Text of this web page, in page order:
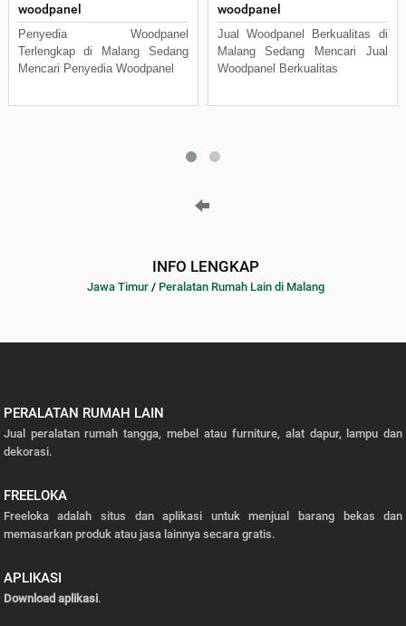
woodpanel
Penyedia Woodpanel
Terlengkap di Malang Sedang
Mencari Penyedia Woodpanel
woodpanel
Jual Woodpanel Berkualitas di
Malang Sedang Mencari Jual
Woodpanel Berkualitas
INFO LENGKAP
Jawa Timur / Peralatan Rumah Lain di Malang
PERALATAN RUMAH LAIN
Jual peralatan rumah tangga, mebel atau furniture, alat dapur, lampu dan
dekorasi.
FREELOKA
Freeloka adalah situs dan aplikasi untuk menjual barang bekas dan
memasarkan produk atau jasa lainnya secara gratis.
APLIKASI
Download aplikasi.